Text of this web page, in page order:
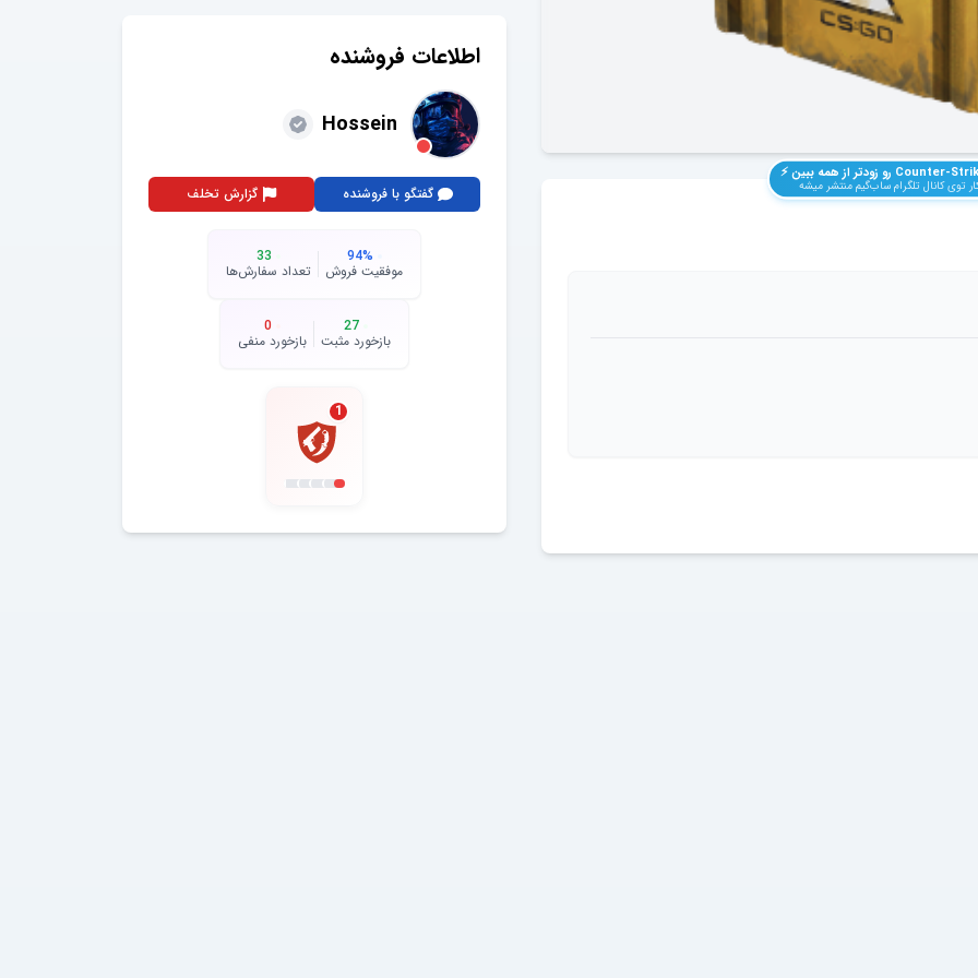
Counter- رو زودتر از همه ببین ⚡️
توی کانال تلگرام ساب‌گیم منتشر میشه
اطلاعات فروشنده
Hossein
گفتگو با فروشنده گزارش تخلف
94%
موفقیت فروش
33
تعداد سفارش‌ها
27
بازخورد مثبت
0
بازخورد منفی
1